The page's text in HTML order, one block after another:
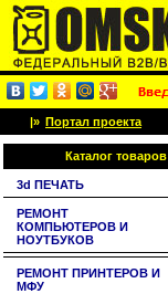
|» Портал проекта
Каталог товаров
3d ПЕЧАТЬ
РЕМОНТ
КОМПЬЮТЕРОВ И
НОУТБУКОВ
РЕМОНТ ПРИНТЕРОВ И
МФУ